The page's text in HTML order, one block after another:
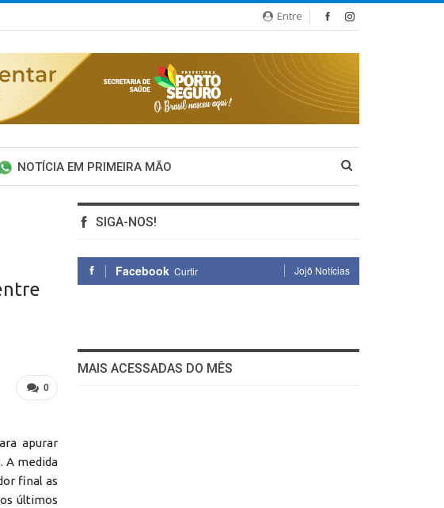
Entre
NOTÍCIA EM PRIMEIRA MÃO
0
apurar
A medida
final as
últimos
SIGA-NOS!
Facebook Curtir Jojô Notícias
MAIS ACESSADAS DO MÊS